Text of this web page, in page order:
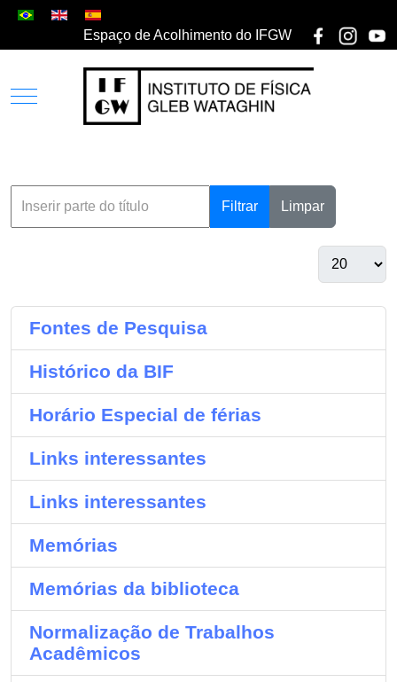
Espaço de Acolhimento do IFGW
Filtrar Limpar
Fontes de Pesquisa
Histórico da BIF
Horário Especial de férias
Links interessantes
Links interessantes
Memórias
Memórias da biblioteca
Normalização de Trabalhos
Acadêmicos